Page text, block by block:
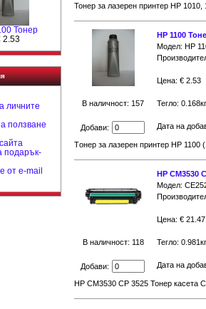
Тонер
2.53
личните
ползване
подарък-
от e-mail
Тонер за лазерен принтер HP
В наличност: 157
Добави:
HP 1100
Модел: HP
Цена: € 2.53
Тегло: 0.168кг.
Дата на
Tонер за лазерен принтер НР 1100
В наличност: 118
Добави:
HP CM3530
Модел:
Цена: € 21.47
Тегло: 0.981кг.
Дата на
HP CM3530 CP 3525 Тонер касета